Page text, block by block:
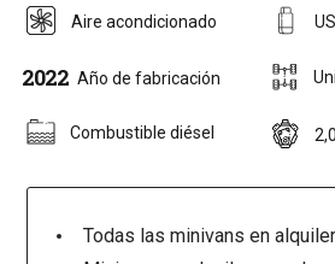
Aire acondicionado
2022 Año de fabricación
Combustible diésel 2,0
Todas las minivans en